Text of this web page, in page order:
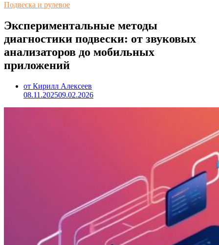
Подвеска и рулевое
Экспериментальные методы
диагностики подвески: от звуковых
анализаторов до мобильных
приложений
от Кирилл Алексеев
08.11.202509.02.2026